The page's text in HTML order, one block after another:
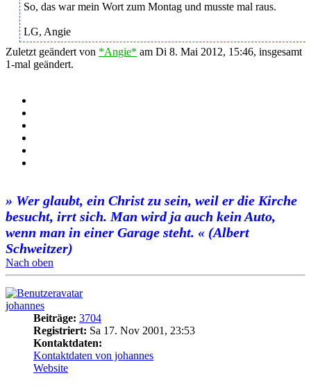
So, das war mein Wort zum Montag und musste mal raus.
LG, Angie
Zuletzt geändert von *Angie* am Di 8. Mai 2012, 15:46, insgesamt
1-mal geändert.
» Wer glaubt, ein Christ zu sein, weil er die Kirche
besucht, irrt sich. Man wird ja auch kein Auto,
wenn man in einer Garage steht. « (Albert
Schweitzer)
Nach oben
johannes
Beiträge: 3704
Registriert: Sa 17. Nov 2001, 23:53
Kontaktdaten:
Kontaktdaten von johannes
Website